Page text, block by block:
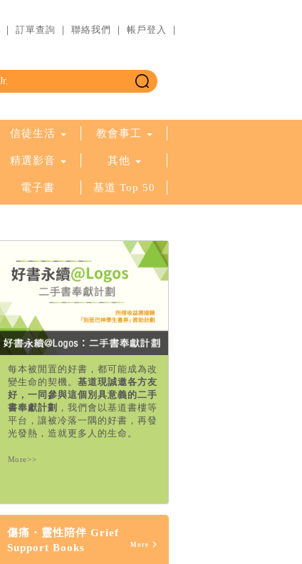
｜ 訂單查詢 ｜ 聯絡我們 ｜ 帳戶登入 ｜
信徒生活 教會事工
精選影音 其他
電子書 基道 Top 50
每本被閒置的好書，都可能成為改
變生命的契機。 基道現誠邀各方友
好，一同參與這個別具意義的二手
書奉獻計劃 ，我們會以基道書樓等
平台，讓被冷落一隅的好書，再發
光發熱，造就更多人的生命。
More>>
傷痛・靈性陪伴 Grief
Support Books
More